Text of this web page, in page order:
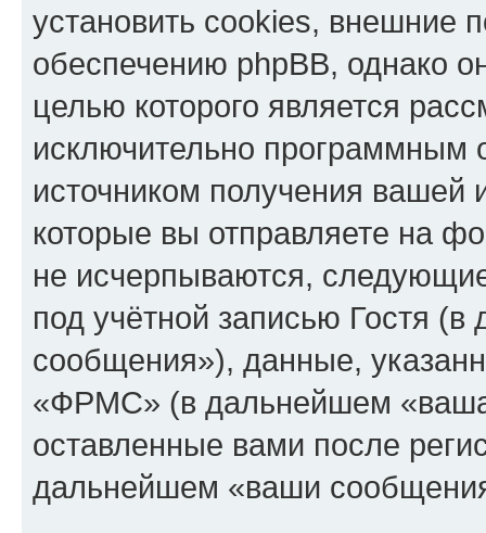
установить cookies, внешние
обеспечению phpBB, однако
целью которого является
исключительно программным
источником получения
которые вы отправляете на
не исчерпываются,
под учётной записью Гостя
сообщения»), данные,
«ФРМС» (в дальнейшем
оставленные вами после
дальнейшем «ваши